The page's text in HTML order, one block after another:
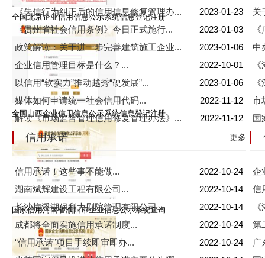
全国北京企业信用信息公示系统信息登记注册
全国山西企业信用信息公示系统信息登记注册
国家信用河南省濮阳市企业信息公示系统查询
《失信行为纠正后的信用信息修复管理办...
2023-01-23
《贵州省社会信用条例》今日正式施行...
2023-01-03
政策解读：关于进一步完善建筑施工企业...
2023-01-06
企业信用管理目标是什么？...
2022-10-01
以信用“软实力”推动越秀“硬发展”...
2023-01-06
媒体如何申请统一社会信用代码...
2022-11-12
解读《市场监督管理信用修复管理办法》...
2022-11-12
关
中
市
国
信用承诺 更多
信用承诺！这些事不能做...
2022-10-24
湖南斌辉建设工程有限公司...
2022-10-14
长沙梅溪湖保利大剧院管理有限公司...
2022-10-14
成都将全面实施信用承诺制度...
2022-10-24
“信用承诺”项目手续即审即办...
2022-10-24
企
信
第
广